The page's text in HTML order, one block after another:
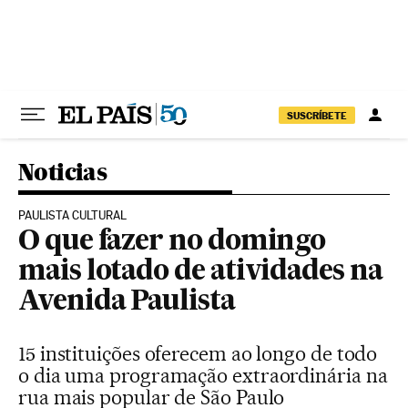
SUSCRÍBETE
Noticias
PAULISTA CULTURAL
O que fazer no domingo
mais lotado de atividades na
Avenida Paulista
15 instituições oferecem ao longo de todo
o dia uma programação extraordinária na
rua mais popular de São Paulo